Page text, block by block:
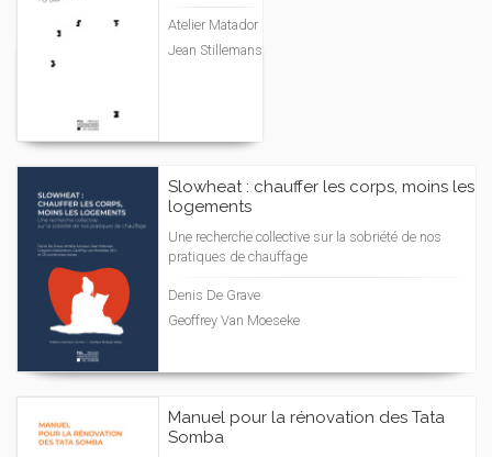
Atelier Matador
Jean Stillemans
Slowheat : chauffer les corps, moins les
logements
Une recherche collective sur la sobriété de nos
pratiques de chauffage
Denis De Grave
Geoffrey Van Moeseke
Manuel pour la rénovation des Tata
Somba